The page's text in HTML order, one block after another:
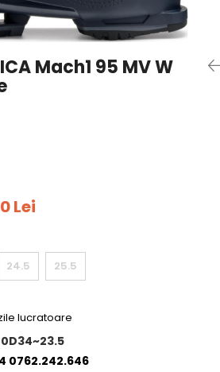
Mach1 95 MV W
Lei
24.5 25.5
lucratoare
0762.242.646